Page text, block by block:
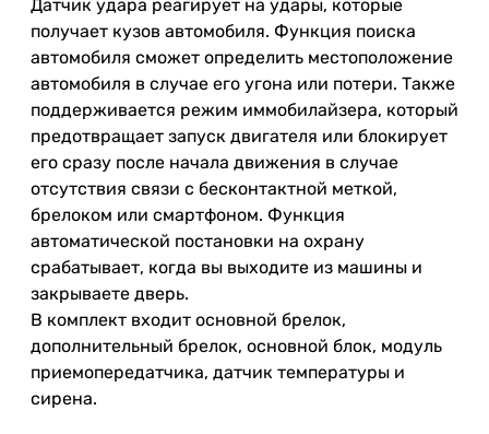
Датчик удара реагирует на удары, которые
получает кузов автомобиля. Функция поиска
автомобиля сможет определить местоположение
автомобиля в случае его угона или потери. Также
поддерживается режим иммобилайзера, который
предотвращает запуск двигателя или блокирует
его сразу после начала движения в случае
отсутствия связи с бесконтактной меткой,
брелоком или смартфоном. Функция
автоматической постановки на охрану
срабатывает, когда вы выходите из машины и
закрываете дверь.
В комплект входит основной брелок,
дополнительный брелок, основной блок, модуль
приемопередатчика, датчик температуры и
сирена.